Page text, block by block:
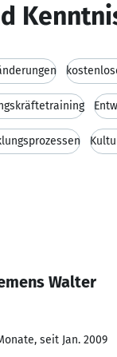
Walter
seit Jan. 2009